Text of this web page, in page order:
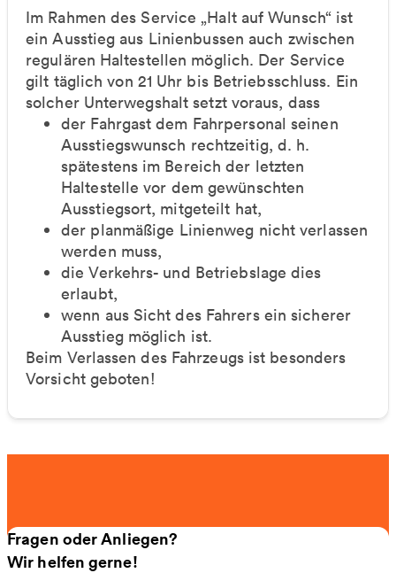
Im Rahmen des Service „Halt auf Wunsch“ ist
ein Ausstieg aus Linienbussen auch zwischen
regulären Haltestellen möglich. Der Service
gilt täglich von 21 Uhr bis Betriebsschluss. Ein
solcher Unterwegshalt setzt voraus, dass
der Fahrgast dem Fahrpersonal seinen
Ausstiegswunsch rechtzeitig, d. h.
spätestens im Bereich der letzten
Haltestelle vor dem gewünschten
Ausstiegsort, mitgeteilt hat,
der planmäßige Linienweg nicht verlassen
werden muss,
die Verkehrs- und Betriebslage dies
erlaubt,
wenn aus Sicht des Fahrers ein sicherer
Ausstieg möglich ist.
Beim Verlassen des Fahrzeugs ist besonders
Vorsicht geboten!
Fragen oder Anliegen?
Wir helfen gerne!